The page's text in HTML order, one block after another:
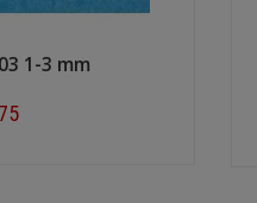
1-3 mm